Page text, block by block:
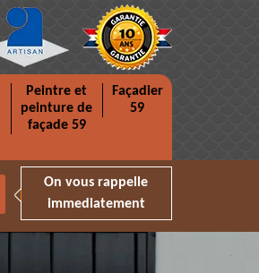
Peintre et
peinture de
façade 59
Façadier
59
On vous rappelle
immediatement